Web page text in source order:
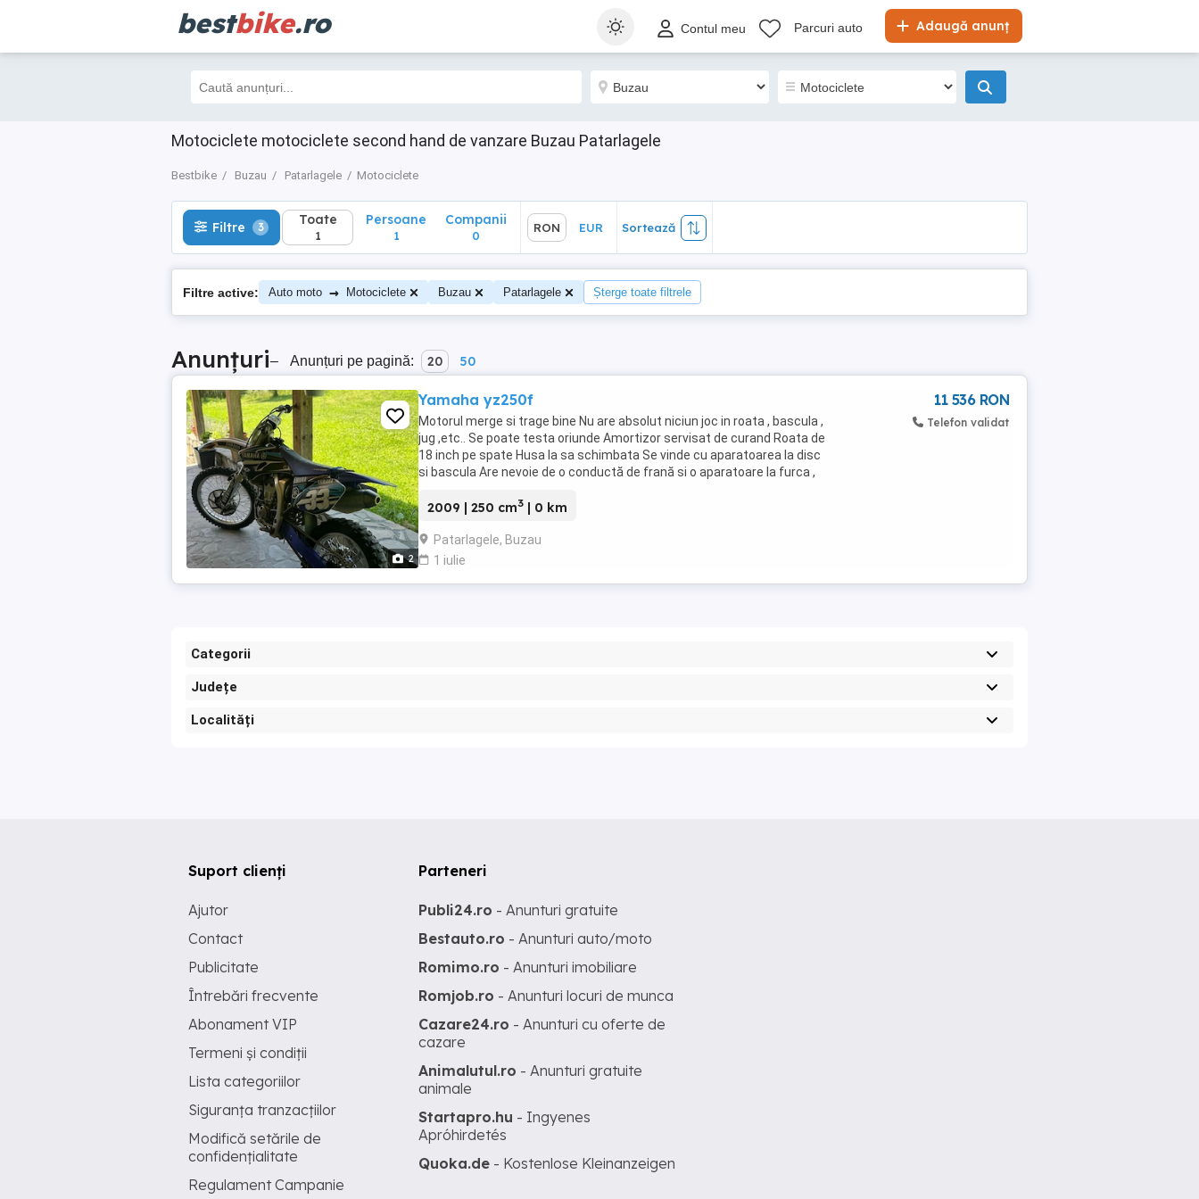
bestbike.ro Adaugă anunț
Contul meu Parcuri auto
Motociclete motociclete second hand de vanzare Buzau Patarlagele
Bestbike Buzau Patarlagele Motociclete
Filtre 3 Toate
1
Sortează
Filtre 3 Toate
1
Persoane
1
Companii
0
RON EUR Sortează
Filtre active: Auto moto → Motociclete Buzau Patarlagele Șterge toate filtrele
Anunțuri– Anunțuri pe pagină: 20 50
2
Yamaha yz250f
Motorul merge si trage bine Nu are absolut niciun joc in roata , bascula ,
jug ,etc.. Se poate testa oriunde Amortizor servisat de curand Roata de
18 inch pe spate Husa la sa schimbata Se vinde cu aparatoarea la disc
si bascula Are nevoie de o conductă de frană si o aparatoare la furca ,
2009 | 250 cm3 | 0 km
Patarlagele, Buzau
1 iulie
11 536 RON
Telefon validat
Categorii
Județe
Localități
Suport clienți
Ajutor
Contact
Publicitate
Întrebări frecvente
Abonament VIP
Termeni și condiții
Lista categoriilor
Siguranța tranzacțiilor
Modifică setările de
confidențialitate
Regulament Campanie
Parteneri
Publi24.ro - Anunturi gratuite
Bestauto.ro - Anunturi auto/moto
Romimo.ro - Anunturi imobiliare
Romjob.ro - Anunturi locuri de munca
Cazare24.ro - Anunturi cu oferte de
cazare
Animalutul.ro - Anunturi gratuite
animale
Startapro.hu - Ingyenes
Apróhirdetés
Quoka.de - Kostenlose Kleinanzeigen